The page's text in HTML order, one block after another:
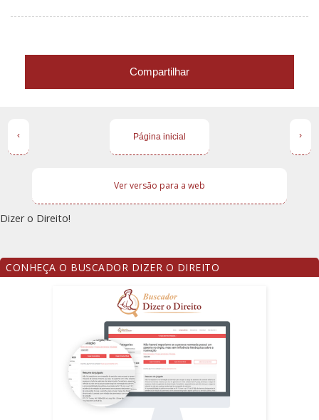
Compartilhar
‹ ›
Página inicial
Ver versão para a web
Dizer o Direito!
CONHEÇA O BUSCADOR DIZER O DIREITO